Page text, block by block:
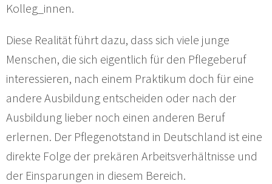
Kolleg_innen.
Diese Realität führt dazu, dass sich viele junge
Menschen, die sich eigentlich für den Pflegeberuf
interessieren, nach einem Praktikum doch für eine
andere Ausbildung entscheiden oder nach der
Ausbildung lieber noch einen anderen Beruf
erlernen. Der Pflegenotstand in Deutschland ist eine
direkte Folge der prekären Arbeitsverhältnisse und
der Einsparungen in diesem Bereich.